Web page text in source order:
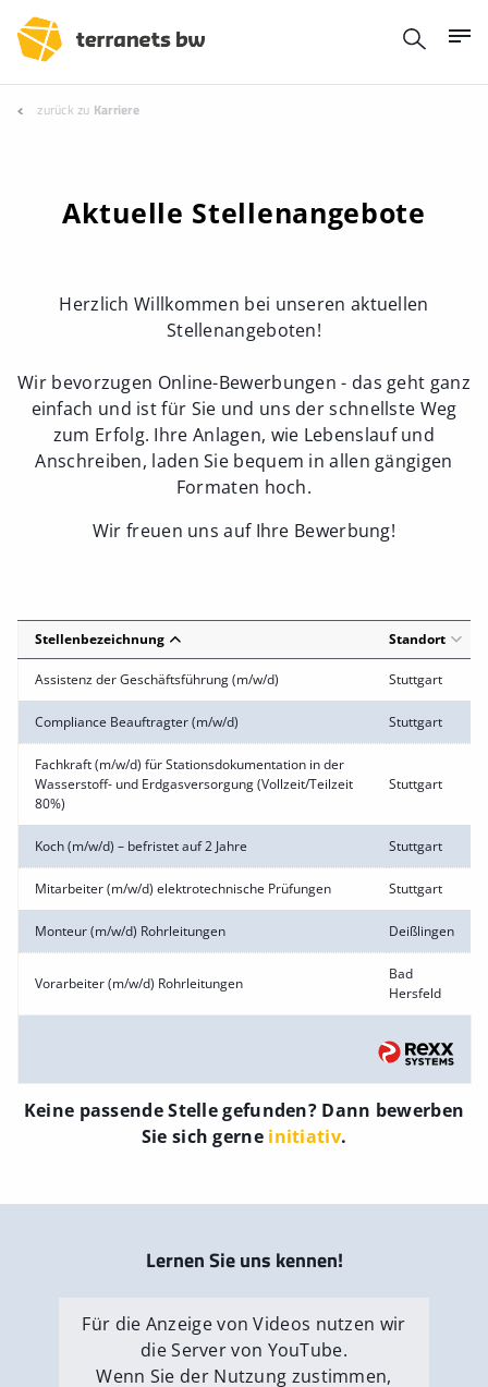
zurück zu Karriere
Aktuelle Stellenangebote
Herzlich Willkommen bei unseren aktuellen
Stellenangeboten!
Wir bevorzugen Online-Bewerbungen - das geht ganz
einfach und ist für Sie und uns der schnellste Weg
zum Erfolg. Ihre Anlagen, wie Lebenslauf und
Anschreiben, laden Sie bequem in allen gängigen
Formaten hoch.
Wir freuen uns auf Ihre Bewerbung!
Stellenbezeichnung Standort
Assistenz der Geschäftsführung (m/w/d) Stuttgart
Compliance Beauftragter (m/w/d) Stuttgart
Fachkraft (m/w/d) für Stationsdokumentation in der
Wasserstoff- und Erdgasversorgung (Vollzeit/Teilzeit
80%)
Stuttgart
Koch (m/w/d) – befristet auf 2 Jahre Stuttgart
Mitarbeiter (m/w/d) elektrotechnische Prüfungen Stuttgart
Monteur (m/w/d) Rohrleitungen Deißlingen
Vorarbeiter (m/w/d) Rohrleitungen
Bad
Hersfeld
Keine passende Stelle gefunden? Dann bewerben
Sie sich gerne initiativ.
Lernen Sie uns kennen!
Für die Anzeige von Videos nutzen wir
die Server von YouTube.
Wenn Sie der Nutzung zustimmen,